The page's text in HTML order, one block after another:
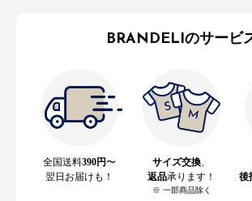
BRANDELIのサービ
全国送料390円〜
翌日お届けも！
サイズ交換
返品承ります！
※ 一部商品除く
後